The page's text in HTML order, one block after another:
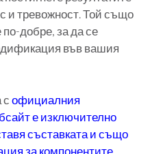
и тревожност. Той също
по-добре, за да се
във вашия
софициалния
е изключително
съставката и също
за компонентите.